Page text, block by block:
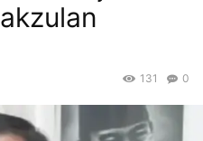
0
131